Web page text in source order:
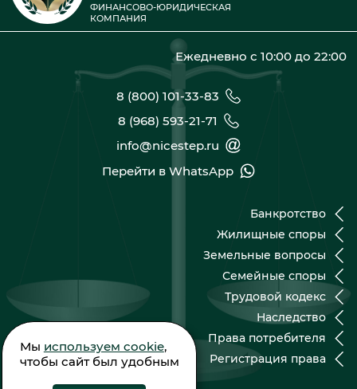
ФИНАНСОВО-ЮРИДИЧЕСКАЯ
КОМПАНИЯ
Ежедневно с 10:00 до 22:00
8 (800) 101-33-83
8 (968) 593-21-71
info@nicestep.ru
Перейти в WhatsApp
Банкротство
Жилищные споры
Земельные вопросы
Семейные споры
Трудовой кодекс
Наследство
Права потребителя
Регистрация права
Мы используем cookie,
чтобы сайт был удобным